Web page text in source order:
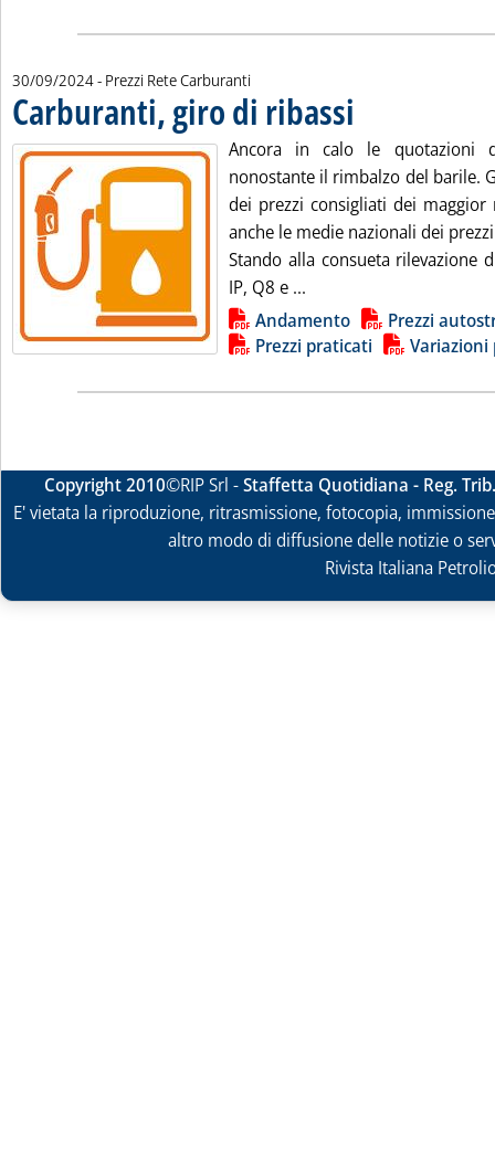
30/09/2024- Prezzi Rete Carburanti
Carburanti, giro di ribassi
Ancora in calo le quotazioni
nonostante il rimbalzo del barile.
dei prezzi consigliati dei maggior
anche le medie nazionali dei
Stando alla consueta rilevazione
IP, Q8 e ...
Lista allegati PDF alla notizia
Andamento
Prezzi
Prezzi praticati
Variazioni
Copyright 2010©RIP Srl -Staffetta Quotidiana - Reg.
E' vietata la riproduzione, ritrasmissione, fotocopia,
altro modo di diffusione delle notizie o
Rivista Italiana